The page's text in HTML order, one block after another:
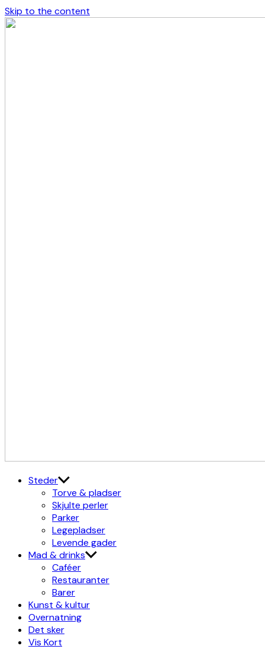
Skip to the content
Steder
Torve & pladser
Skjulte perler
Parker
Legepladser
Levende gader
Mad & drinks
Caféer
Restauranter
Barer
Kunst & kultur
Overnatning
Det sker
Vis Kort